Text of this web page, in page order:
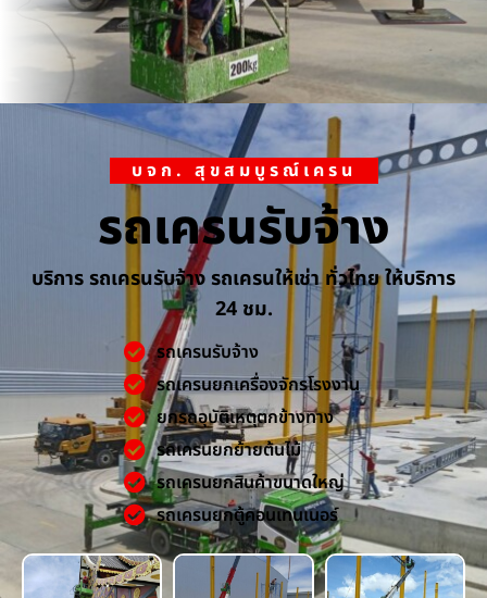
บจก. สุขสมบูรณ์เครน
รถเครนรับจ้าง
บริการ รถเครนรับจ้าง รถเครนให้เช่า ทั่วไทย ให้บริการ
24 ชม.
รถเครนรับจ้าง
รถเครนยกเครื่องจักรโรงงาน
ยกรถอุบัติเหตุตกข้างทาง
รถเครนยกย้ายต้นไม้
รถเครนยกสินค้าขนาดใหญ่
รถเครนยกตู้คอนเทนเนอร์